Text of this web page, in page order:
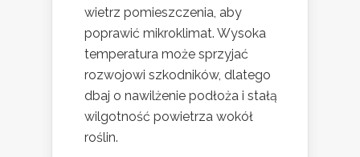
wietrz pomieszczenia, aby
poprawić mikroklimat. Wysoka
temperatura może sprzyjać
rozwojowi szkodników, dlatego
dbaj o nawilżenie podłoża i stałą
wilgotność powietrza wokół
roślin.